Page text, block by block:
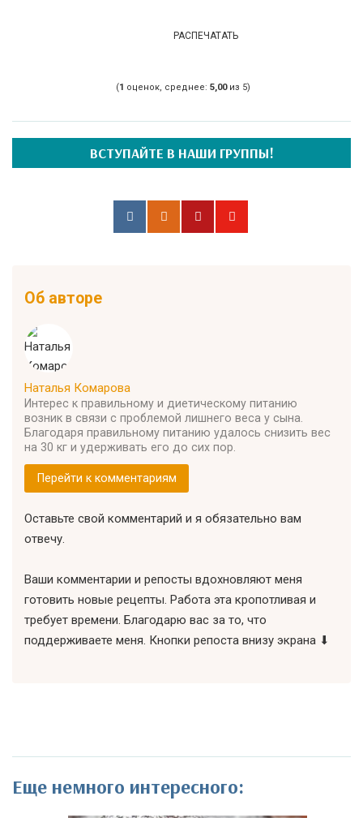
РАСПЕЧАТАТЬ
(1 оценок, среднее: 5,00из 5)
ВСТУПАЙТЕ В НАШИ ГРУППЫ!
Об авторе
Наталья Комарова
Интерес к правильному и диетическому питанию
возник в связи с проблемой лишнего веса у сына.
Благодаря правильному питанию удалось снизить вес
на 30 кг и удерживать его до сих пор.
Перейти к комментариям
Оставьте свой комментарий и я обязательно вам
отвечу.
Ваши комментарии и репосты вдохновляют меня
готовить новые рецепты. Работа эта кропотливая и
требует времени. Благодарю вас за то, что
поддерживаете меня. Кнопки репоста внизу экрана ⬇
Еще немного интересного: